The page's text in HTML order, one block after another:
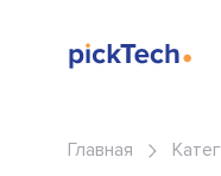
Главная